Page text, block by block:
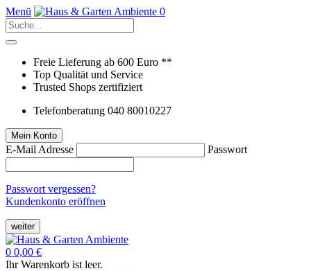
Menü 0
Freie Lieferung ab 600 Euro **
Top Qualität und Service
Trusted Shops zertifiziert
Telefonberatung 040 80010227
Mein Konto
E-Mail Adresse Passwort
Passwort vergessen?
Kundenkonto eröffnen
weiter
0 0,00 €
Ihr Warenkorb ist leer.